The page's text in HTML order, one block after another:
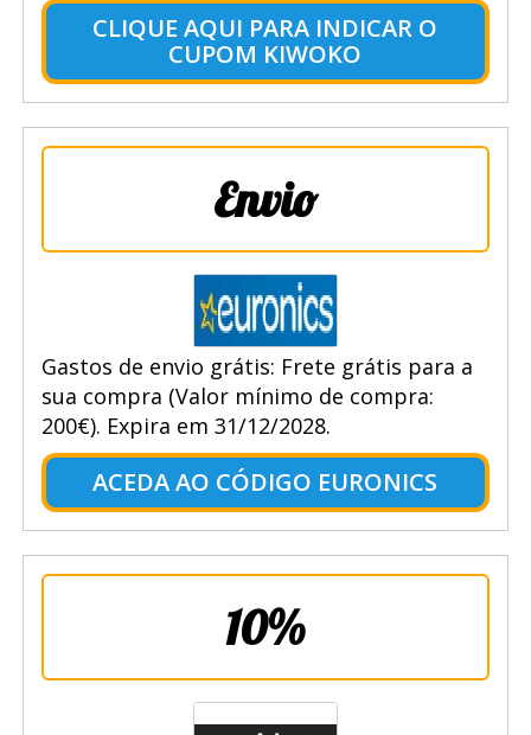
CLIQUE AQUI PARA INDICAR O
CUPOM KIWOKO
Envio
Gastos de envio grátis: Frete grátis para a
sua compra (Valor mínimo de compra:
200€). Expira em 31/12/2028.
ACEDA AO CÓDIGO EURONICS
10%